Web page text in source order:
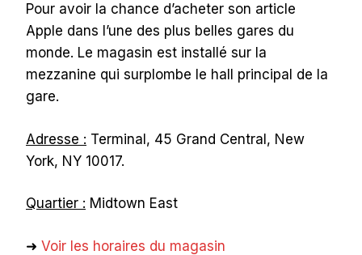
Pour avoir la chance d’acheter son article
Apple dans l’une des plus belles gares du
monde. Le magasin est installé sur la
mezzanine qui surplombe le hall principal de la
gare.
Adresse : Terminal, 45 Grand Central, New
York, NY 10017.
Quartier : Midtown East
➜ Voir les horaires du magasin